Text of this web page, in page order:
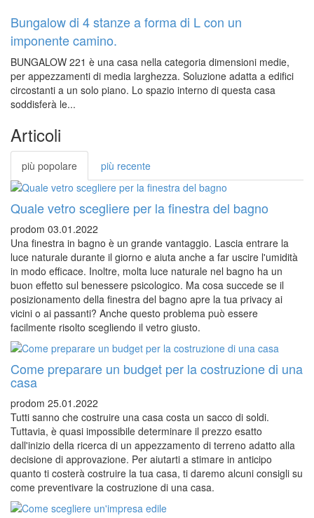
Bungalow di 4 stanze a forma di L con un
imponente camino.
BUNGALOW 221 è una casa nella categoria dimensioni medie,
per appezzamenti di media larghezza. Soluzione adatta a edifici
circostanti a un solo piano. Lo spazio interno di questa casa
soddisferà le...
Articoli
più popolare più recente
Quale vetro scegliere per la finestra del bagno
prodom 03.01.2022
Una finestra in bagno è un grande vantaggio. Lascia entrare la
luce naturale durante il giorno e aiuta anche a far uscire l'umidità
in modo efficace. Inoltre, molta luce naturale nel bagno ha un
buon effetto sul benessere psicologico. Ma cosa succede se il
posizionamento della finestra del bagno apre la tua privacy ai
vicini o ai passanti? Anche questo problema può essere
facilmente risolto scegliendo il vetro giusto.
Come preparare un budget per la costruzione di una
casa
prodom 25.01.2022
Tutti sanno che costruire una casa costa un sacco di soldi.
Tuttavia, è quasi impossibile determinare il prezzo esatto
dall'inizio della ricerca di un appezzamento di terreno adatto alla
decisione di approvazione. Per aiutarti a stimare in anticipo
quanto ti costerà costruire la tua casa, ti daremo alcuni consigli su
come preventivare la costruzione di una casa.